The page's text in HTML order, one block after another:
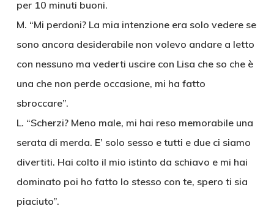
per 10 minuti buoni.
M. “Mi perdoni? La mia intenzione era solo vedere se
sono ancora desiderabile non volevo andare a letto
con nessuno ma vederti uscire con Lisa che so che è
una che non perde occasione, mi ha fatto
sbroccare”.
L. “Scherzi? Meno male, mi hai reso memorabile una
serata di merda. E’ solo sesso e tutti e due ci siamo
divertiti. Hai colto il mio istinto da schiavo e mi hai
dominato poi ho fatto lo stesso con te, spero ti sia
piaciuto”.